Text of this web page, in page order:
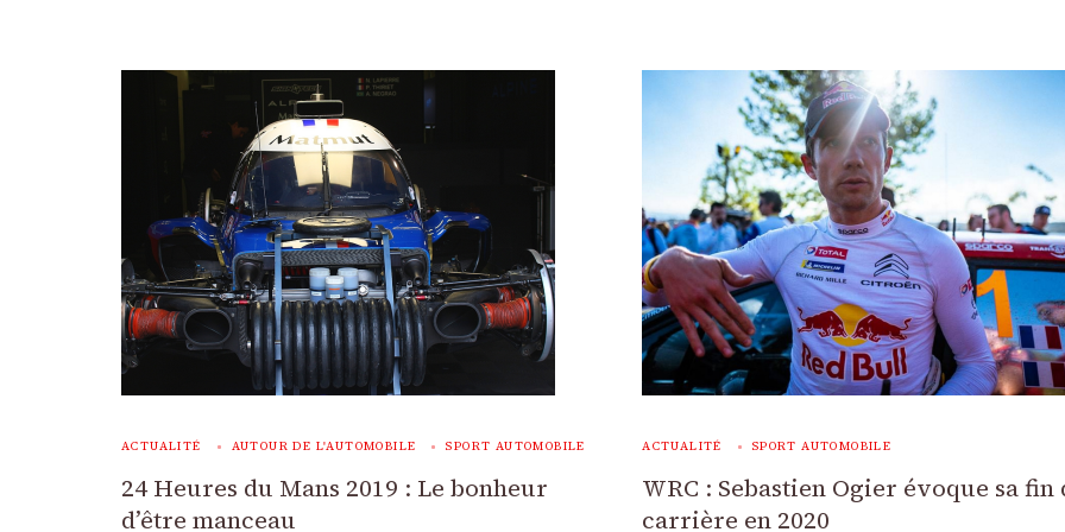
ACTUALITÉ AUTOUR DE L'AUTOMOBILE SPORT AUTOMOBILE
24 Heures du Mans 2019 : Le bonheur
d’être manceau
ACTUALITÉ SPORT AUTOMOBILE
WRC : Sebastien Ogier évoque sa fin
carrière en 2020